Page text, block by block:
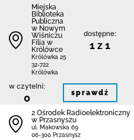
Miejska
Biblioteka
Publiczna
w Nowym
Wiśniczu
Filia w
Królówce
Królówka 25
32-722
Królówka
dostępne:
1 z 1
w czytelni:
0 sprawdź
2 Ośrodek Radioelektroniczny
w Przasnyszu
ul. Makowska 69
06-300 Przasnysz